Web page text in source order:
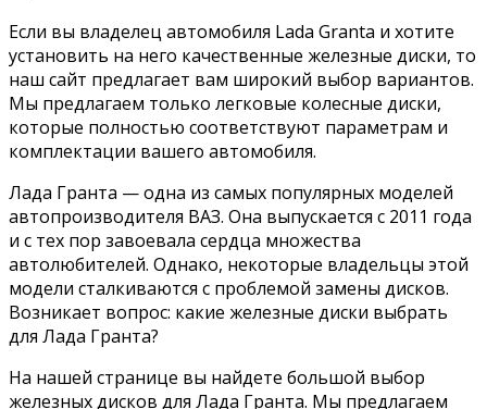
Если вы владелец автомобиля Lada Granta и хотите
установить на него качественные железные диски, то
наш сайт предлагает вам широкий выбор вариантов.
Мы предлагаем только легковые колесные диски,
которые полностью соответствуют параметрам и
комплектации вашего автомобиля.
Лада Гранта — одна из самых популярных моделей
автопроизводителя ВАЗ. Она выпускается с 2011 года
и с тех пор завоевала сердца множества
автолюбителей. Однако, некоторые владельцы этой
модели сталкиваются с проблемой замены дисков.
Возникает вопрос: какие железные диски выбрать
для Лада Гранта?
На нашей странице вы найдете большой выбор
железных дисков для Лада Гранта. Мы предлагаем